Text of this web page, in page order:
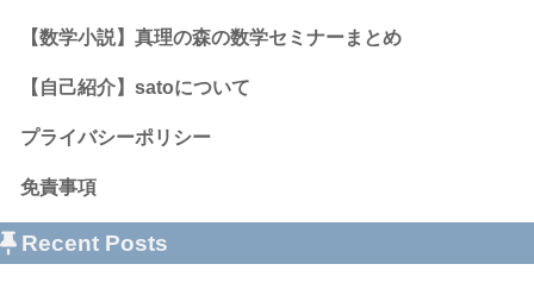
【数学小説】真理の森の数学セミナーまとめ
【自己紹介】satoについて
プライバシーポリシー
免責事項
Recent Posts